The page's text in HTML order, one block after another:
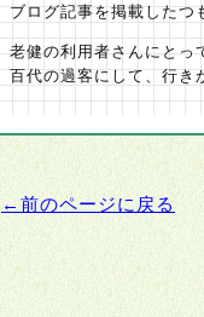
ブログ記事を掲載したつ
老健の利用者さんにとっ
百代の過客にして、行き
←前のページに戻る